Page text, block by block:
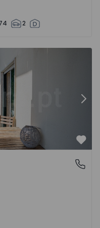
2
e Queijas - 1524029 - 1